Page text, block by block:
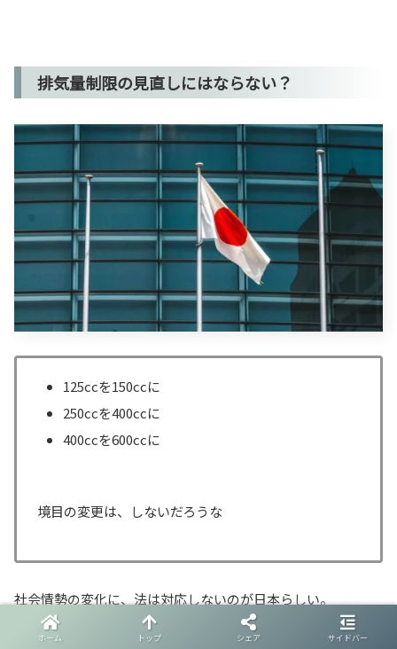
排気量制限の見直しにはならない？
125ccを150ccに
250ccを400ccに
400ccを600ccに
境目の変更は、しないだろうな
社会情勢の変化に、法は対応しないのが日本らしい。
ホーム トップ シェア サイドバー